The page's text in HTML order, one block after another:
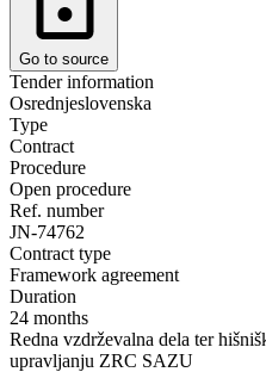
Go to source
Tender information
Osrednjeslovenska
Type
Contract
Procedure
Open procedure
Ref. number
JN-74762
Contract type
Framework agreement
Duration
24 months
Redna vzdrževalna dela ter
upravljanju ZRC SAZU